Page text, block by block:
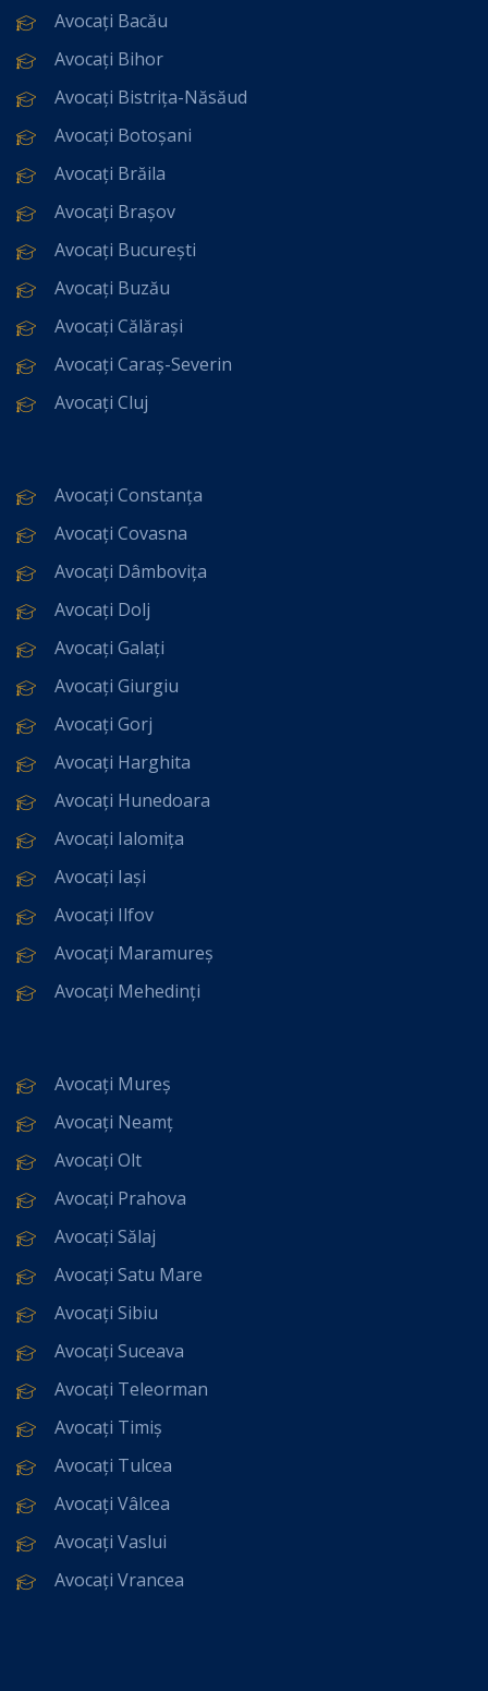
Avocați Bacău
Avocați Bihor
Avocați Bistrița-Năsăud
Avocați Botoșani
Avocați Brăila
Avocați Brașov
Avocați București
Avocați Buzău
Avocați Călărași
Avocați Caraș-Severin
Avocați Cluj
Avocați Constanța
Avocați Covasna
Avocați Dâmbovița
Avocați Dolj
Avocați Galați
Avocați Giurgiu
Avocați Gorj
Avocați Harghita
Avocați Hunedoara
Avocați Ialomița
Avocați Iași
Avocați Ilfov
Avocați Maramureș
Avocați Mehedinți
Avocați Mureș
Avocați Neamț
Avocați Olt
Avocați Prahova
Avocați Sălaj
Avocați Satu Mare
Avocați Sibiu
Avocați Suceava
Avocați Teleorman
Avocați Timiș
Avocați Tulcea
Avocați Vâlcea
Avocați Vaslui
Avocați Vrancea